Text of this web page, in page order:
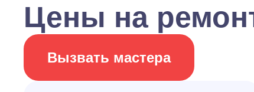
Цены на
Вызвать мастера